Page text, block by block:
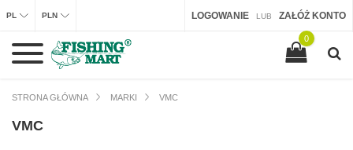
LOGOWANIE LUB ZAŁÓŻ KONTO
PL PLN
0
STRONA GŁÓWNA MARKI VMC
VMC